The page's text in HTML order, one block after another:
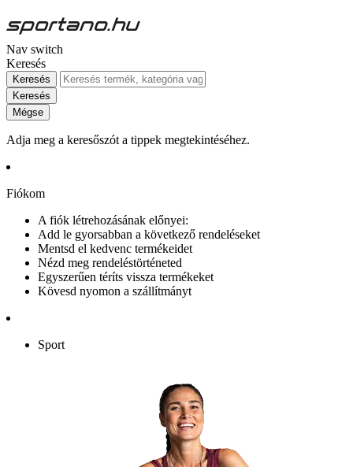
Nav switch
Keresés
Keresés
Keresés
Mégse
Adja meg a keresőszót a tippek megtekintéséhez.
Fiókom
A fiók létrehozásának előnyei:
Add le gyorsabban a következő rendeléseket
Mentsd el kedvenc termékeidet
Nézd meg rendeléstörténeted
Egyszerűen téríts vissza termékeket
Kövesd nyomon a szállítmányt
Sport